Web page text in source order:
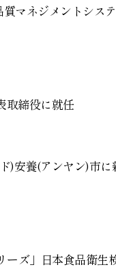
質マネジメントシス
取締役に就任
)安養(アンヤン)市に
ーズ」日本食品衛生